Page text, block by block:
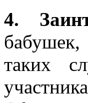
4.
бабушек,
таких